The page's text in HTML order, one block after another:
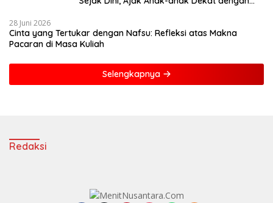
28 Juni 2026
Cinta yang Tertukar dengan Nafsu: Refleksi atas Makna
Pacaran di Masa Kuliah
Selengkapnya
Redaksi